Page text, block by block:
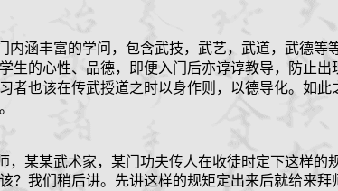
内涵丰富的学问，包含武技，武艺，武道，武德等
生的心性、品德，即便入门后亦谆谆教导，防止
者也该在传武授道之时以身作则，以德导化。如
，某某武术家，某门功夫传人在收徒时定下这样
？我们稍后讲。先讲这样的规矩定出来后就给来